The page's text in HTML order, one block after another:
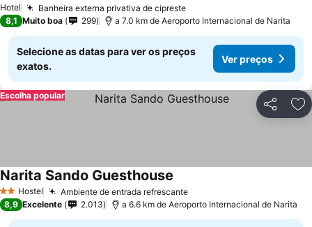
Hotel Banheira externa privativa de cipreste
8,1 Muito boa 299 a 7.0 km de Aeroporto Internacional de Narita
Selecione as datas para ver os preços
exatos.
Ver preços
Partilhar
Escolha popular
2 Estrelas
Hostel Ambiente de entrada refrescante
Narita Sando Guesthouse
8,9 Excelente 2.013 a 6.6 km de Aeroporto Internacional de Narita